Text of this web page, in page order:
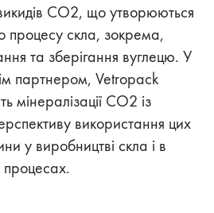
CO2, що утворюються
процесу скла, зокрема,
та зберігання вуглецю. У
партнером, Vetropack
мінералізації CO2 із
використання цих
у виробництві скла і в